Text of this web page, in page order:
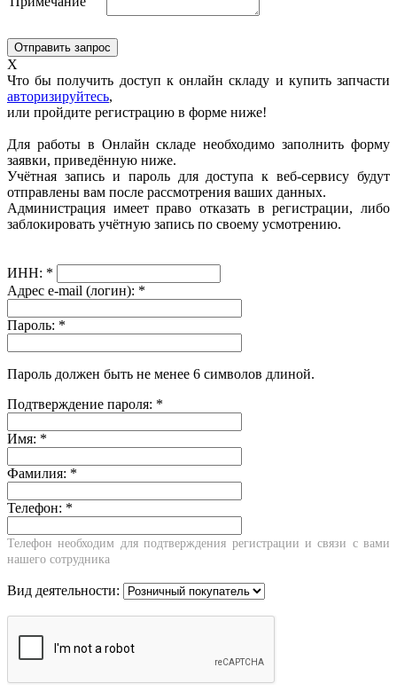
X
Что бы получить доступ к онлайн складу и купить запчасти
авторизируйтесь,
или пройдите регистрацию в форме ниже!
Для работы в Онлайн складе необходимо заполнить форму
заявки, приведённую ниже.
Учётная запись и пароль для доступа к веб-сервису будут
отправлены вам после рассмотрения ваших данных.
Администрация имеет право отказать в регистрации, либо
заблокировать учётную запись по своему усмотрению.
ИНН: *
Адрес e-mail (логин): *
Пароль: *
Пароль должен быть не менее 6 символов длиной.
Подтверждение пароля: *
Имя: *
Фамилия: *
Телефон: *
Телефон необходим для подтверждения регистрации и связи с вами
нашего сотрудника
Вид деятельности: